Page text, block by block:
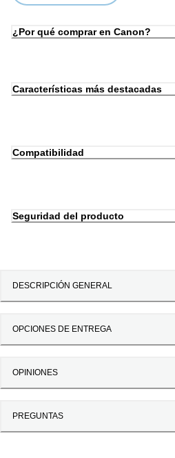
¿Por qué comprar en Canon?
Características más destacadas
Compatibilidad
Seguridad del producto
DESCRIPCIÓN GENERAL
OPCIONES DE ENTREGA
OPINIONES
PREGUNTAS